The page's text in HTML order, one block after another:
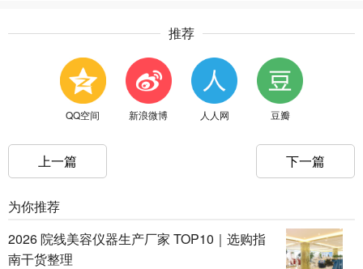
推荐
QQ空间 新浪微博 人人网 豆瓣
上一篇 下一篇
为你推荐
2026 院线美容仪器生产厂家 TOP10｜选购指
南干货整理